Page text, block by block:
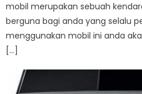
mobil merupakan sebuah
berguna bagi anda yang selalu
menggunakan mobil ini anda
[…]